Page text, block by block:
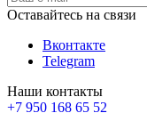
Оставайтесь на связи
Вконтакте
Telegram
Наши контакты
+7 950 168 65 52